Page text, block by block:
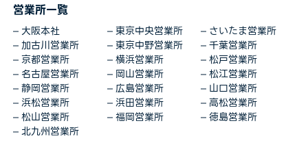
営業所一覧
大阪本社 東京中央営業所
さいたま営業所
加古川営業所
東京中野営業所
千葉営業所
京都営業所
横浜営業所
松戸営業所
名古屋営業所
岡山営業所
松江営業所
静岡営業所
広島営業所
山口営業所
浜松営業所
浜田営業所
高松営業所
松山営業所
福岡営業所
徳島営業所
北九州営業所